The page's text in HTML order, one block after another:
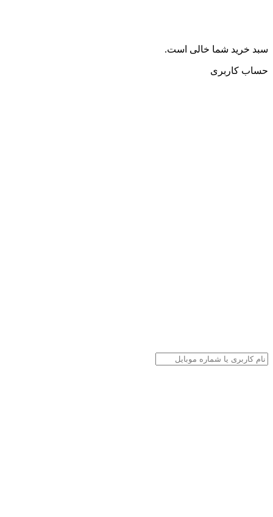
سبد خرید شما خالی است.
حساب کاربری